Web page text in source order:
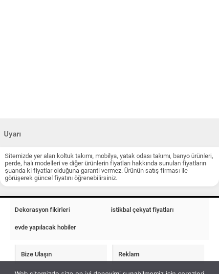
Uyarı
Sitemizde yer alan koltuk takımı, mobilya, yatak odası takımı, banyo ürünleri,
perde, halı modelleri ve diğer ürünlerin fiyatları hakkında sunulan fiyatların
şuanda ki fiyatlar olduğuna garanti vermez. Ürünün satış firması ile
görüşerek güncel fiyatını öğrenebilirsiniz.
Dekorasyon fikirleri istikbal çekyat fiyatları
evde yapılacak hobiler
Bize Ulaşın Reklam